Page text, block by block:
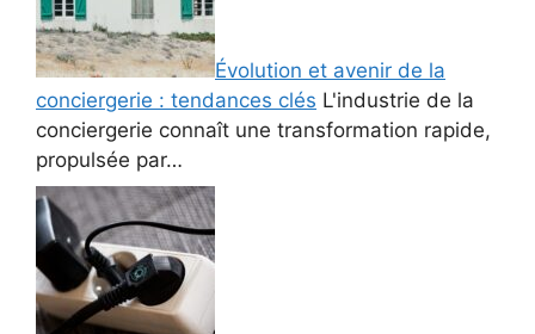
Évolution et avenir de la
conciergerie : tendances clés L'industrie de la
conciergerie connaît une transformation rapide,
propulsée par…